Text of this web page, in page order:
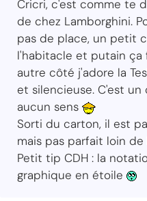
Cricri, c'est comme te
de chez Lamborghini.
pas de place, un petit
l'habitacle et putain ça
autre côté j'adore la
et silencieuse. C'est un
aucun sens
Sorti du carton, il est
mais pas parfait loin de
Petit tip CDH : la
graphique en étoile